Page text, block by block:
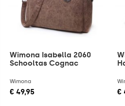
Wimona Isabella 2060
Schooltas Cognac
Wimona
€ 49,95 €